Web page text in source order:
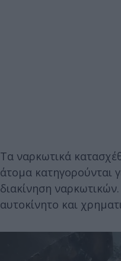
Τα ναρκωτικά
άτομα κατηγορούνται
διακίνηση
αυτοκίνητο και